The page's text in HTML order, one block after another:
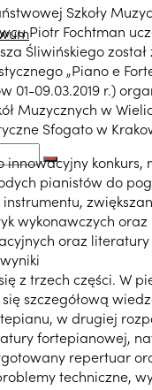
Szkoły
Piotr Fochtman
Śliwińskiego
„Piano e
01-09.03.2019 r.)
Muzycznych w
Sfogato w
innowacyjny konkurs,
pianistów do
wykonawczych
oraz
z trzech części. W
szczegółową
w drugiej
fortepianowej,
repertuar
techniczne,